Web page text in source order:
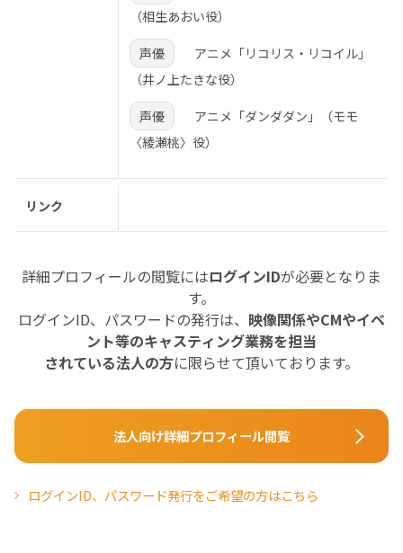
（相生あおい役）
声優
アニメ「リコリス・リコイル」
（井ノ上たきな役）
声優
アニメ「ダンダダン」（モモ
〈綾瀬桃〉役）
リンク
詳細プロフィールの閲覧にはログインIDが必要となりま
す。
ログインID、パスワードの発行は、 映像関係やCMやイベ
ント等のキャスティング業務を担当
されている法人の方に限らせて頂いております。
法人向け詳細プロフィール閲覧
ログインID、パスワード発行をご希望の方はこちら